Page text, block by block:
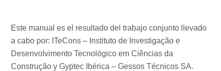
Este manual es el resultado del trabajo conjunto llevado
a cabo por: ITeCons – Instituto de Investigação e
Desenvolvimento Tecnológico em Ciências da
Construção y Gyptec Ibérica – Gessos Técnicos SA.